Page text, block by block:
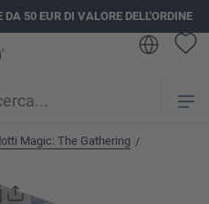
50 EUR DI VALORE DELL'ORDINE
Magic: The Gathering /